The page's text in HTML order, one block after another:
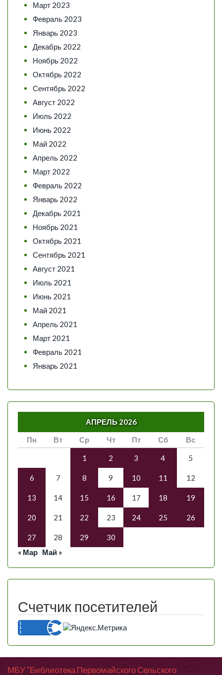
Март 2023
Февраль 2023
Январь 2023
Декабрь 2022
Ноябрь 2022
Октябрь 2022
Сентябрь 2022
Август 2022
Июль 2022
Июнь 2022
Май 2022
Апрель 2022
Март 2022
Февраль 2022
Январь 2022
Декабрь 2021
Ноябрь 2021
Октябрь 2021
Сентябрь 2021
Август 2021
Июль 2021
Июнь 2021
Май 2021
Апрель 2021
Март 2021
Февраль 2021
Январь 2021
АПРЕЛЬ 2026
Пн
Вт Ср Чт Пт Сб Вс
1 2 3 4 5
6 7 8 9 10 11 12
13 14 15 16 17 18 19
20 21 22 23 24 25 26
27 28 29
30
« Мар Май »
Счетчик посетителей
МБУ "Библиотека Первомайского Сельского